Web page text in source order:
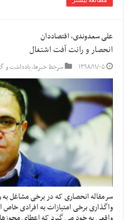
علی سعدوندی، اقتصاددان
انحصار و رانت آفت اشتغال
۱۳۹۸/۱۱/۰۵ سرخط خبرها,یادداشت و
سرمقاله انحصاری که در برخی مشاغل
واگذاری برخی امتیازات به افرادی خاص